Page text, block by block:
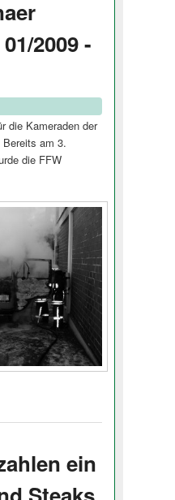
2009 -
die Kameraden der
am 3.
die FFW
ein